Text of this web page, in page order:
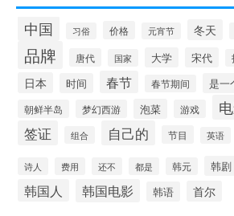
中国 习俗 价格 元宵节 冬天
品牌 唐代 国家 大学 宋代
日本 时间 春节 春节期间 是一
朝鲜半岛 梦幻西游 泡菜 游戏
签证 组合 自己的 节目 英语
诗人 费用 还不 都是 韩元 韩剧
韩国人 韩国电影 韩语 首尔